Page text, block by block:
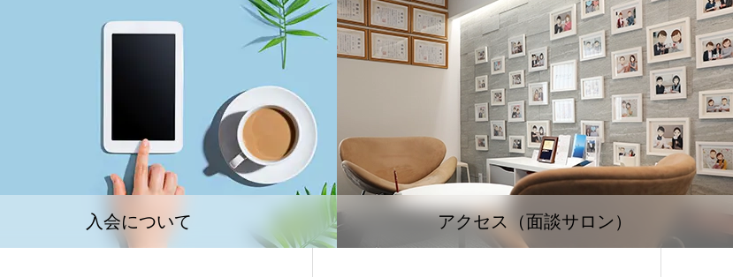
入会について アクセス（面談サロン）